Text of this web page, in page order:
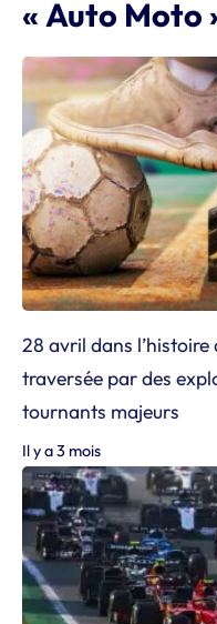
« Auto Moto
28 avril dans
traversée par des
tournants majeurs
Il y a 3 mois